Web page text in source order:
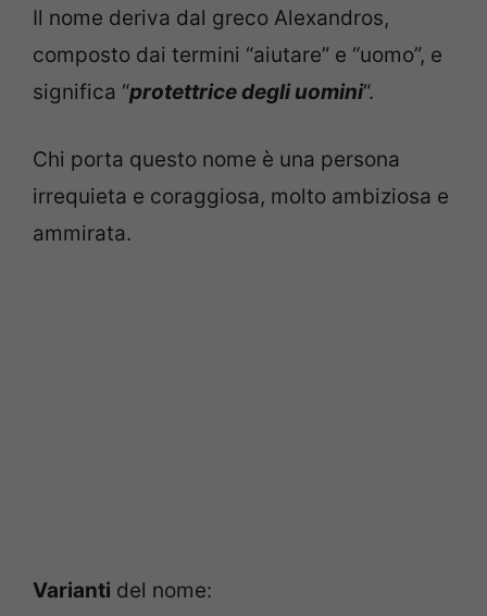
Il nome deriva dal greco Alexandros,
composto dai termini “aiutare” e “uomo”, e
significa “protettrice degli uomini“.
Chi porta questo nome è una persona
irrequieta e coraggiosa, molto ambiziosa e
ammirata.
Varianti del nome: